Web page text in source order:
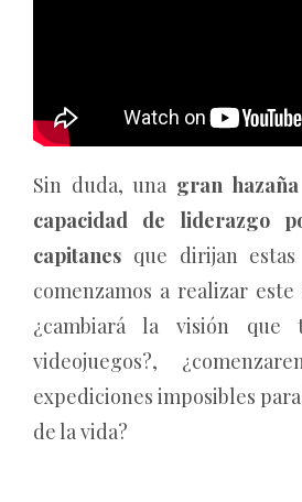
Sin duda, una gran
capacidad de liderazgo
capitanes que dirijan estas
comenzamos a realizar
¿cambiará la visión que
videojuegos?,
expediciones imposibles
de la vida?